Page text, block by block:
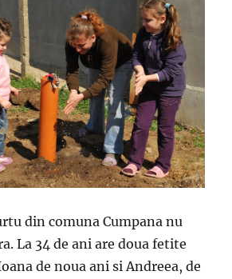
din comuna Cumpana nu
La 34 de ani are doua fetite
de noua ani si Andreea, de